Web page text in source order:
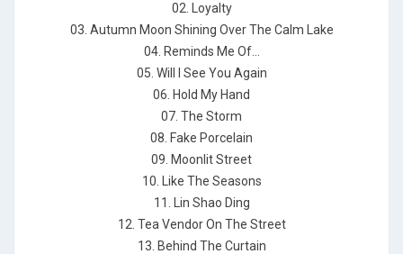
02. Loyalty
03. Autumn Moon Shining Over The Calm Lake
04. Reminds Me Of...
05. Will I See You Again
06. Hold My Hand
07. The Storm
08. Fake Porcelain
09. Moonlit Street
10. Like The Seasons
11. Lin Shao Ding
12. Tea Vendor On The Street
13. Behind The Curtain